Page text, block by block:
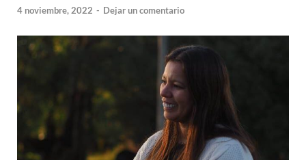
4 noviembre, 2022 - Dejar un comentario